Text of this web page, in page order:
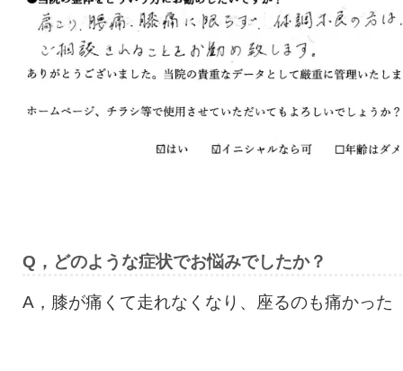
Q，どのような症状でお悩みでしたか？
A，膝が痛くて走れなくなり、座るのも痛かった